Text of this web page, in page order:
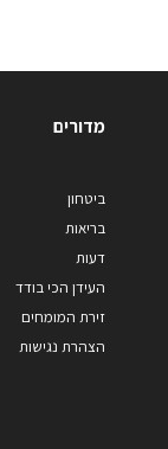
מדורים
ביטחון
בריאות
דעות
העידן הכי בודד
זירת המומחים
הצהרת נגישות